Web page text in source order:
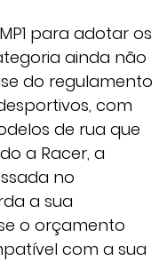
para adotar os
ainda não
do regulamento
com
de rua que
a Racer, a
no
a sua
o orçamento
com a sua